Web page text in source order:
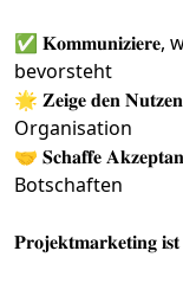
✅
bevorsteht
🌟 𝐙𝐞𝐢𝐠𝐞 𝐝𝐞𝐧
Organisation
🤝 𝐒𝐜𝐡𝐚𝐟𝐟𝐞
Botschaften
𝐏𝐫𝐨𝐣𝐞𝐤𝐭𝐦𝐚𝐫𝐤𝐞𝐭𝐢𝐧𝐠